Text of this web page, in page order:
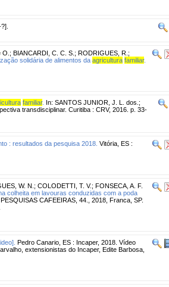
; BIANCARDI, C. C. S. ; RODRIGUES, R. ;
solidária de alimentos da agricultura familiar.
familiar. In: SANTOS JUNIOR, J. L. dos.;
transdisciplinar. Curitiba : CRV, 2016. p. 33-
: resultados da pesquisa 2018. Vitória, ES :
W. N. ; COLODETTI, T. V.; FONSECA, A. F.
colheita em lavouras conduzidas com a poda
CAFEEIRAS, 44., 2018, Franca, SP.
Pedro Canario, ES : Incaper, 2018. Vídeo
extensionistas do Incaper, Edite Barbosa,